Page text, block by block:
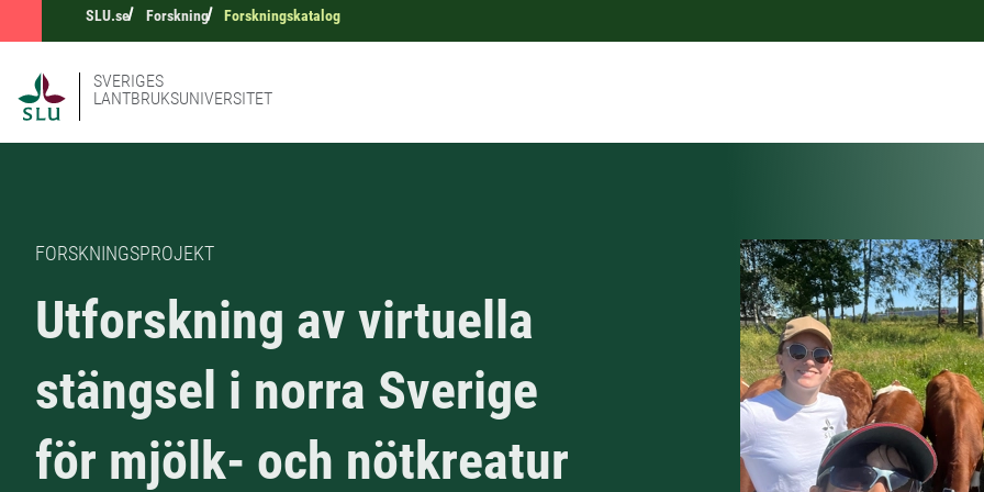
SLU.se Forskning Forskningskatalog
SVERIGES
LANTBRUKSUNIVERSITET
FORSKNINGSPROJEKT
Utforskning av virtuella
stängsel i norra Sverige
för mjölk- och nötkreatur